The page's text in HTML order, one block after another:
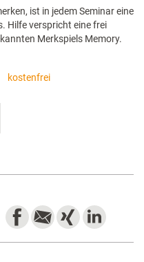
ist in jedem Seminar eine
Hilfe verspricht eine frei
Merkspiels Memory.
kostenfrei